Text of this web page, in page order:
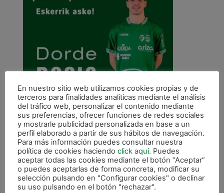
ANTERIOR
En nuestro sitio web utilizamos cookies propias y de
terceros para finalidades analíticas mediante el análisis
del tráfico web, personalizar el contenido mediante
sus preferencias, ofrecer funciones de redes sociales
y mostrarle publicidad personalizada en base a un
perfil elaborado a partir de sus hábitos de navegación.
Para más información puedes consultar nuestra
política de cookies haciendo click aqui. Puedes
aceptar todas las cookies mediante el botón “Aceptar”
o puedes aceptarlas de forma concreta, modificar su
selección pulsando en "Configurar cookies" o declinar
su uso pulsando en el botón "rechazar".